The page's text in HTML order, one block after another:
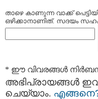
താഴെ കാണുന്ന വാക്ക്
ഒഴിക്കാനാണിത്. സദയം
* ഈ വിവരങ്ങള്‍
അഭിപ്രായങ്ങള്‍
ചെയ്യാം.